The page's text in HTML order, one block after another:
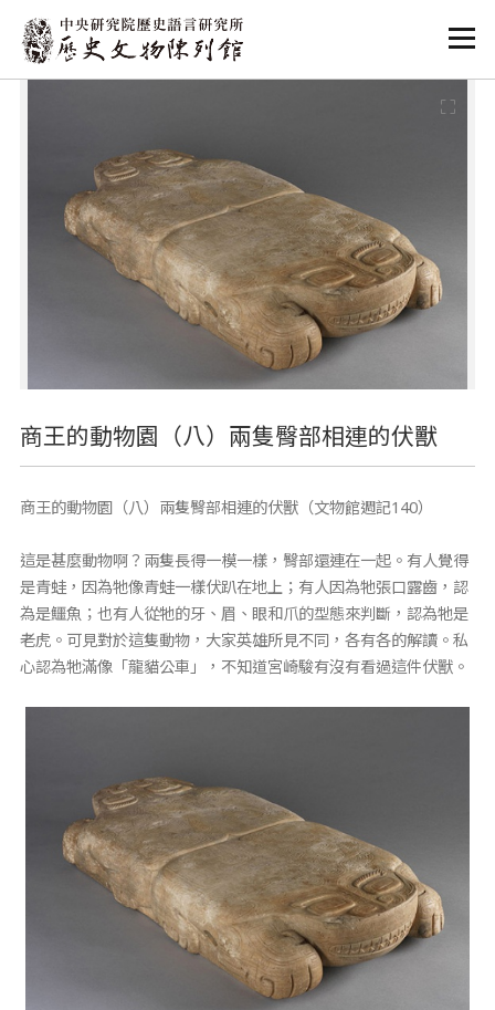
:::
:::
商王的動物園（八）兩隻臀部相連的伏獸
商王的動物園（八）兩隻臀部相連的伏獸（文物館週記140）
這是甚麼動物啊？兩隻長得一模一樣，臀部還連在一起。有人覺得
是青蛙，因為牠像青蛙一樣伏趴在地上；有人因為牠張口露齒，認
為是鱷魚；也有人從牠的牙、眉、眼和爪的型態來判斷，認為牠是
老虎。可見對於這隻動物，大家英雄所見不同，各有各的解讀。私
心認為牠滿像「龍貓公車」，不知道宮崎駿有沒有看過這件伏獸。